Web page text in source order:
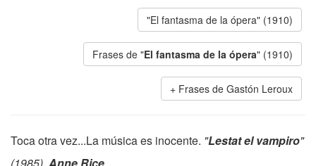
"El fantasma de la ópera" (1910)
Frases de "El fantasma de la ópera" (1910)
Frases de Gastón Leroux
Toca otra vez...La música es inocente. "Lestat el vampiro"